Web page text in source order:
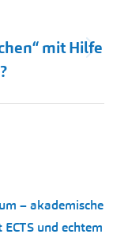
mit Hilfe
– akademische
und echtem